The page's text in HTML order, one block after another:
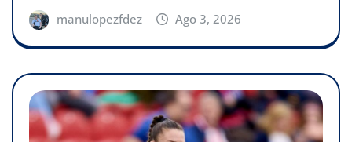
manulopezfdez Ago 3, 2026